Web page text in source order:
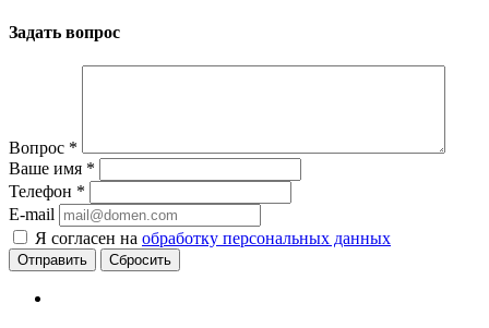
Задать вопрос
Вопрос *
Ваше имя *
Телефон *
E-mail
Я согласен на обработку персональных данных
Сбросить